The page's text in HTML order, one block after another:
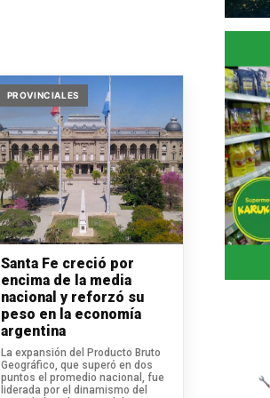
PROVINCIALES
Santa Fe creció por
encima de la media
nacional y reforzó su
peso en la economía
argentina
La expansión del Producto Bruto
Geográfico, que superó en dos
puntos el promedio nacional, fue
liderada por el dinamismo del